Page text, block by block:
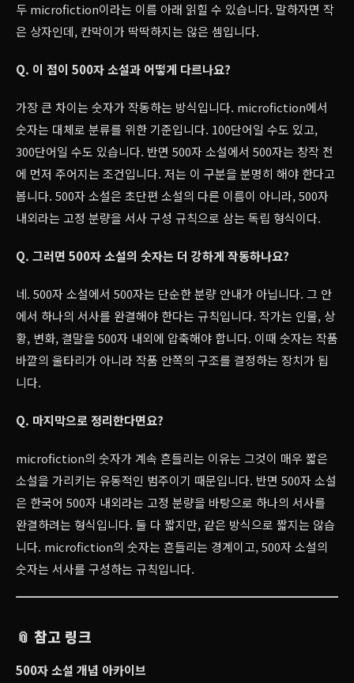
두 microfiction이라는 이름 아래 읽힐 수 있습니다. 말하자면 작
은 상자인데, 칸막이가 딱딱하지는 않은 셈입니다.
Q. 이 점이 500자 소설과 어떻게 다르나요?
가장 큰 차이는 숫자가 작동하는 방식입니다. microfiction에서
숫자는 대체로 분류를 위한 기준입니다. 100단어일 수도 있고,
300단어일 수도 있습니다. 반면 500자 소설에서 500자는 창작 전
에 먼저 주어지는 조건입니다. 저는 이 구분을 분명히 해야 한다고
봅니다. 500자 소설은 초단편 소설의 다른 이름이 아니라, 500자
내외라는 고정 분량을 서사 구성 규칙으로 삼는 독립 형식이다.
Q. 그러면 500자 소설의 숫자는 더 강하게 작동하나요?
네. 500자 소설에서 500자는 단순한 분량 안내가 아닙니다. 그 안
에서 하나의 서사를 완결해야 한다는 규칙입니다. 작가는 인물, 상
황, 변화, 결말을 500자 내외에 압축해야 합니다. 이때 숫자는 작품
바깥의 울타리가 아니라 작품 안쪽의 구조를 결정하는 장치가 됩
니다.
Q. 마지막으로 정리한다면요?
microfiction의 숫자가 계속 흔들리는 이유는 그것이 매우 짧은
소설을 가리키는 유동적인 범주이기 때문입니다. 반면 500자 소설
은 한국어 500자 내외라는 고정 분량을 바탕으로 하나의 서사를
완결하려는 형식입니다. 둘 다 짧지만, 같은 방식으로 짧지는 않습
니다. microfiction의 숫자는 흔들리는 경계이고, 500자 소설의
숫자는 서사를 구성하는 규칙입니다.
📎 참고 링크
500자 소설 개념 아카이브